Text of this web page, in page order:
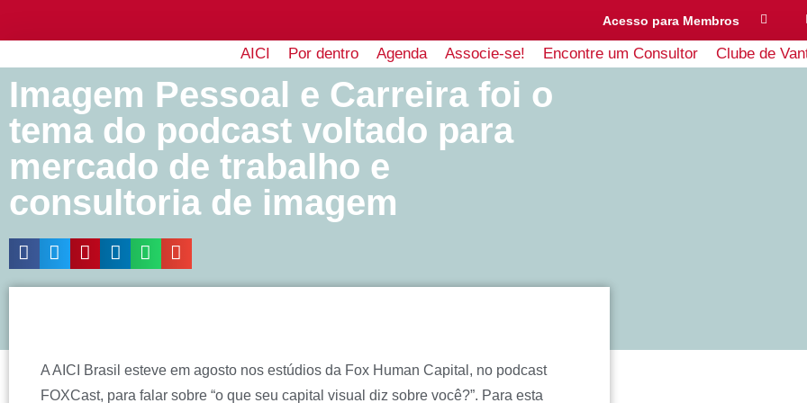
Acesso para Membros
AICI Por dentro Agenda Associe-se! Encontre um Consultor Clube de
Imagem Pessoal e Carreira foi o
tema do podcast voltado para
mercado de trabalho e
consultoria de imagem
A AICI Brasil esteve em agosto nos estúdios da Fox Human Capital, no podcast
FOXCast, para falar sobre “o que seu capital visual diz sobre você?”. Para esta